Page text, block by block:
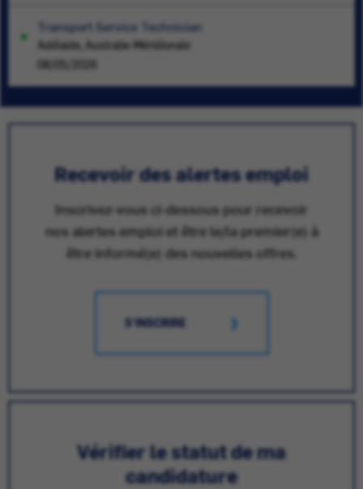
Transport Service Technician
Adélaïde, Australie-Méridionale
08/05/2026
Recevoir des alertes emploi
Inscrivez-vous ci-dessous pour recevoir
nos alertes emploi et être le/la premier(e) à
être informé(e) des nouvelles offres.
S'INSCRIRE
Vérifier le statut de ma
candidature